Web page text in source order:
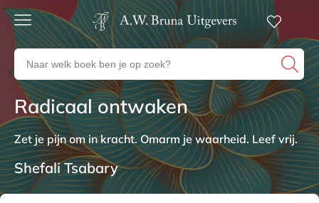
Gratis
verzending
23:00
besteld,
volgende
werkdag
in huis
Veilig
betalen
Gratis
retourneren
Zoeken
naar
boeken,
auteurs
en
uitgevers
Non-fictie
Radicaal ontwaken
Zet je pijn om in kracht. Omarm je waarheid. Leef vrij.
Shefali Tsabary